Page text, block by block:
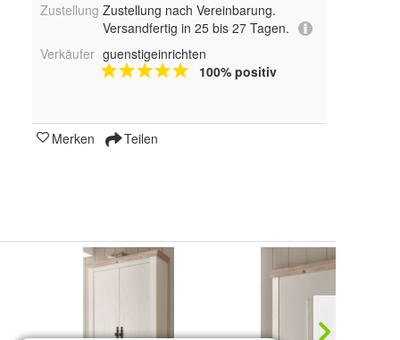
Zustellung Zustellung nach Vereinbarung.
Versandfertig in 25 bis 27 Tagen.
Verkäufer guenstigeinrichten
100% positiv
Merken Teilen